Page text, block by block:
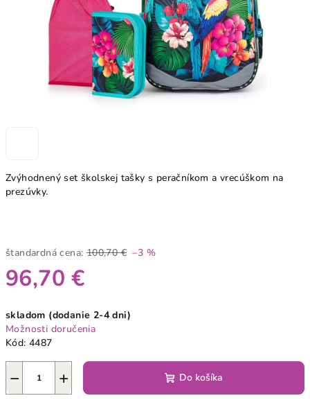
Zvýhodnený set školskej tašky s peračníkom a vrecúškom na
prezúvky.
štandardná cena: 100,70 € –3 %
96,70 €
cena:
skladom (dodanie 2-4 dni)
Možnosti doručenia
Kód: 4487
+
− Do košíka